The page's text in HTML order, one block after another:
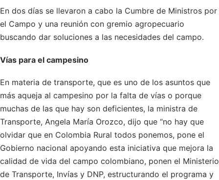
En dos días se llevaron a cabo la Cumbre de Ministros por
el Campo y una reunión con gremio agropecuario
buscando dar soluciones a las necesidades del campo.
Vías para el campesino
En materia de transporte, que es uno de los asuntos que
más aqueja al campesino por la falta de vías o porque
muchas de las que hay son deficientes, la ministra de
Transporte, Angela María Orozco, dijo que “no hay que
olvidar que en Colombia Rural todos ponemos, pone el
Gobierno nacional apoyando esta iniciativa que mejora la
calidad de vida del campo colombiano, ponen el Ministerio
de Transporte, Invías y DNP, estructurando el programa y